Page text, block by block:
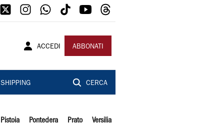
ACCEDI ABBONATI
SHIPPING CERCA
Pistoia Pontedera Prato Versilia